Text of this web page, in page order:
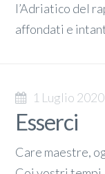
l’Adriatico del
affondati e
1 Luglio 2020
Esserci
Care maestre,